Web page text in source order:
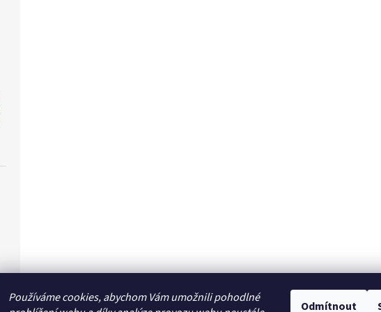
Používáme cookies, abychom Vám umožnili pohodlné
Odmítnout